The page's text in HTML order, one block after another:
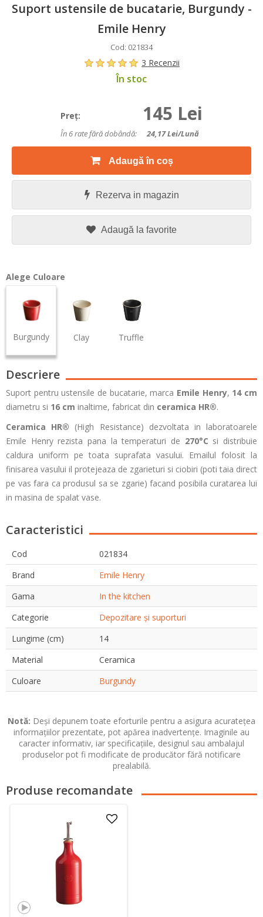
Suport ustensile de bucatarie, Burgundy -
Emile Henry
Cod: 021834
3 Recenzii
În stoc
Preţ: 145 Lei
În 6 rate fără dobândă: 24,17Lei/lună
Adaugă în coș
Rezerva in magazin
Adaugă la favorite
Alege Culoare
Burgundy Clay Truffle
Descriere
Suport pentru ustensile de bucatarie, marca Emile Henry, 14 cm
diametru si 16 cm inaltime, fabricat din ceramica HR®.
Ceramica HR® (High Resistance) dezvoltata in laboratoarele
Emile Henry rezista pana la temperaturi de 270°C si distribuie
caldura uniform pe toata suprafata vasului. Emailul folosit la
finisarea vasului il protejeaza de zgarieturi si ciobiri (poti taia direct
pe vas fara ca produsul sa se zgarie) facand posibila curatarea lui
in masina de spalat vase.
Caracteristici
Cod
021834
Brand
Emile Henry
Gama
In the kitchen
Categorie
Depozitare și suporturi
Lungime (cm)
14
Material
Ceramica
Culoare
Burgundy
Notă: Deși depunem toate eforturile pentru a asigura acuratețea
informațiilor prezentate, pot apărea inadvertențe. Imaginile au
caracter informativ, iar specificațiile, designul sau ambalajul
produselor pot fi modificate de producător fără notificare
prealabilă.
Produse recomandate